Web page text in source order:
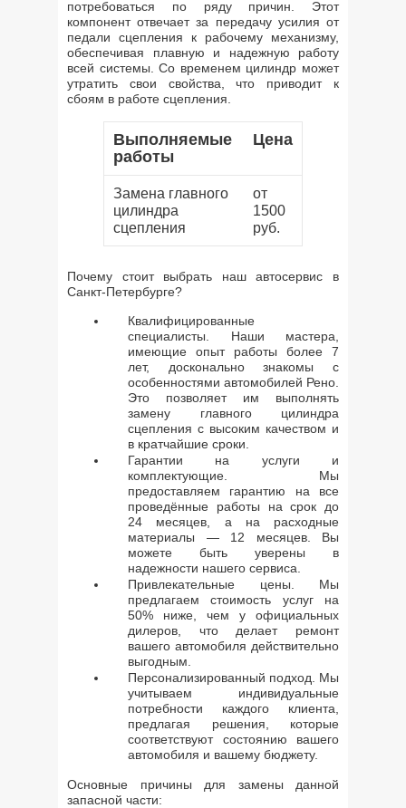
потребоваться по ряду причин. Этот
компонент отвечает за передачу усилия от
педали сцепления к рабочему механизму,
обеспечивая плавную и надежную работу
всей системы. Со временем цилиндр может
утратить свои свойства, что приводит к
сбоям в работе сцепления.
Выполняемые
работы
Цена
Замена главного
цилиндра
сцепления
от
1500
руб.
Почему стоит выбрать наш автосервис в
Санкт-Петербурге?
Квалифицированные
специалисты. Наши мастера,
имеющие опыт работы более 7
лет, досконально знакомы с
особенностями автомобилей Рено.
Это позволяет им выполнять
замену главного цилиндра
сцепления с высоким качеством и
в кратчайшие сроки.
Гарантии на услуги и
комплектующие. Мы
предоставляем гарантию на все
проведённые работы на срок до
24 месяцев, а на расходные
материалы — 12 месяцев. Вы
можете быть уверены в
надежности нашего сервиса.
Привлекательные цены. Мы
предлагаем стоимость услуг на
50% ниже, чем у официальных
дилеров, что делает ремонт
вашего автомобиля действительно
выгодным.
Персонализированный подход. Мы
учитываем индивидуальные
потребности каждого клиента,
предлагая решения, которые
соответствуют состоянию вашего
автомобиля и вашему бюджету.
Основные причины для замены данной
запасной части: